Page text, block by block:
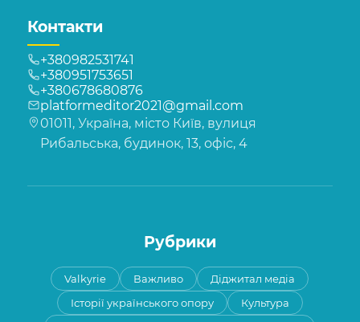
Контакти
+380982531741
+380951753651
+380678680876
platformeditor2021@gmail.com
01011, Україна, місто Київ, вулиця
Рибальська, будинок, 13, офіс, 4
Рубрики
Valkyrie Важливо
Діджитал медіа
Історії українського опору
Культура